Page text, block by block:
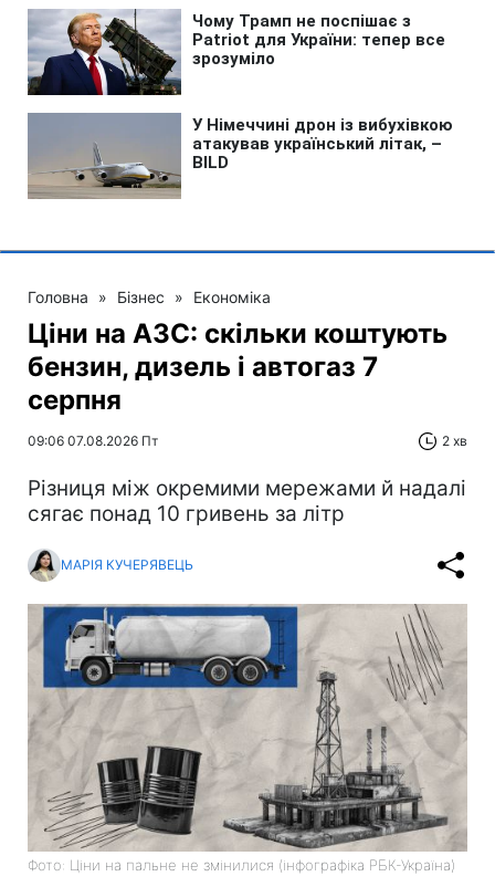
Головна » Бізнес » Економіка
Ціни на АЗС: скільки коштують
бензин, дизель і автогаз 7
серпня
09:06 07.08.2026 Пт 2 хв
Різниця між окремими мережами й надалі
сягає понад 10 гривень за літр
МАРІЯ КУЧЕРЯВЕЦЬ
Фото: Ціни на пальне не змінилися (інфографіка РБК-Україна)